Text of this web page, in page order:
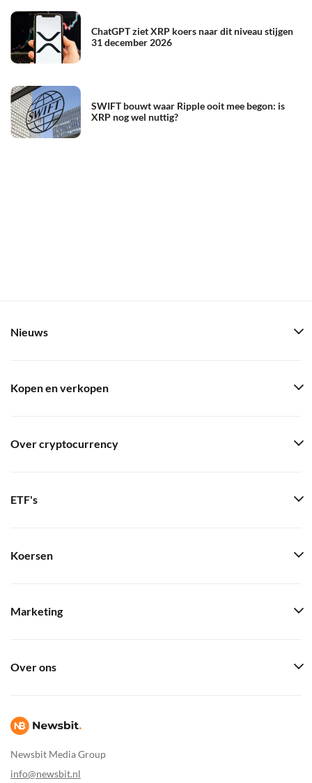
ChatGPT ziet XRP koers naar dit niveau stijgen
31 december 2026
SWIFT bouwt waar Ripple ooit mee begon: is
XRP nog wel nuttig?
Newsbit Media Group
info@newsbit.nl
Nieuws
Kopen en verkopen
Over cryptocurrency
ETF's
Koersen
Marketing
Over ons